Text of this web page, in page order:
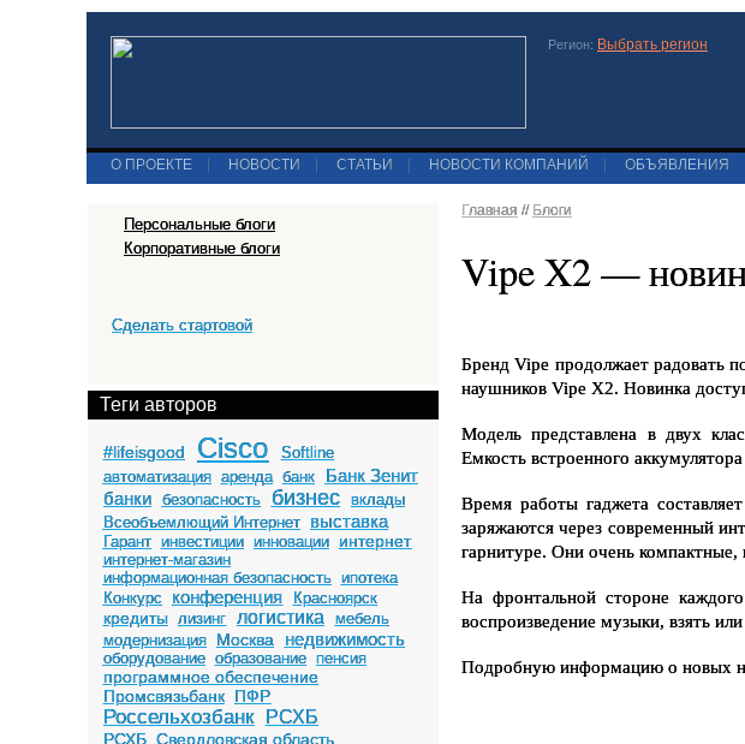
Регион: Выбрать регион
О ПРОЕКТЕ НОВОСТИ СТАТЬИ НОВОСТИ КОМПАНИЙ ОБЪЯВЛЕНИЯ
Персональные блоги
Корпоративные блоги
Сделать стартовой
Теги авторов
#lifeisgood Cisco
Softline
автоматизация аренда банк
Банк Зенит
банки безопасность бизнес
вклады
Всеобъемлющий Интернет
выставка
Гарант инвестиции инновации интернет
интернет-магазин
информационная безопасность ипотека
Конкурс
конференция Красноярск
кредиты лизинг логистика
мебель
модернизация
Москва недвижимость
оборудование образование пенсия
программное обеспечение
Промсвязьбанк ПФР
Россельхозбанк РСХБ
РСХБ_Свердловская область
Главная // Блоги
Vipe X2 —
Бренд Vipe продолжает радовать
наушников Vipe X2. Новинка
Модель представлена в двух
Емкость встроенного
Время работы гаджета
заряжаются через современный
гарнитуре. Они очень
На фронтальной стороне
воспроизведение музыки, взять
Подробную информацию о новых